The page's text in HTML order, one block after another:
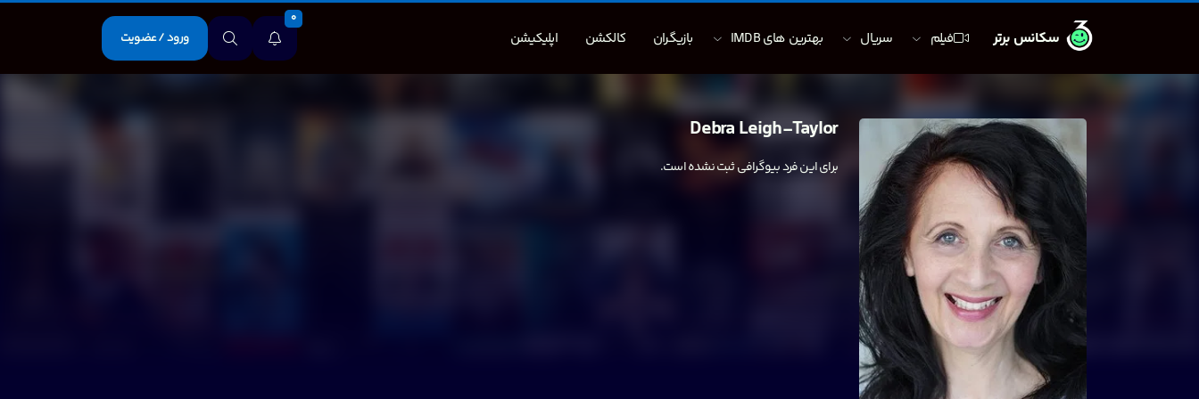
سکانس برتر فیلم سریال بهترین های IMDB بازیگران کالکشن اپلیکیشن
0
ورود / عضویت
Debra Leigh-Taylor
برای این فرد بیوگرافی ثبت نشده است.